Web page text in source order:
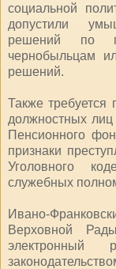
социальной
допустили
решений по
чернобыльцам
решений.
Также требуется
должностных лиц
Пенсионного
признаки
Уголовного
служебных
Ивано-
Верховной
электронный